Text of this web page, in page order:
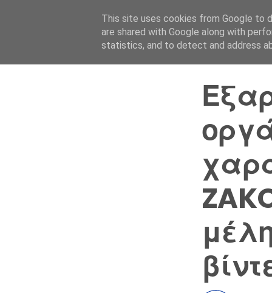
This site uses cookies from Google to
are shared with Google along with
statistics, and to detect and address